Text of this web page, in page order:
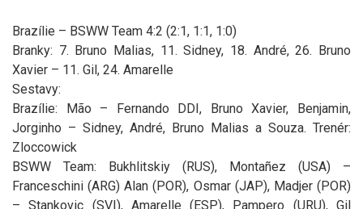
Brazílie – BSWW Team 4:2 (2:1, 1:1, 1:0)
Branky: 7. Bruno Malias, 11. Sidney, 18. André, 26. Bruno
Xavier – 11. Gil, 24. Amarelle
Sestavy:
Brazílie: Mão – Fernando DDI, Bruno Xavier, Benjamin,
Jorginho – Sidney, André, Bruno Malias a Souza. Trenér:
Zloccowick
BSWW Team: Bukhlitskiy (RUS), Montañez (USA) –
Franceschini (ARG) Alan (POR), Osmar (JAP), Madjer (POR)
– Stankovic (SVI), Amarelle (ESP), Pampero (URU), Gil